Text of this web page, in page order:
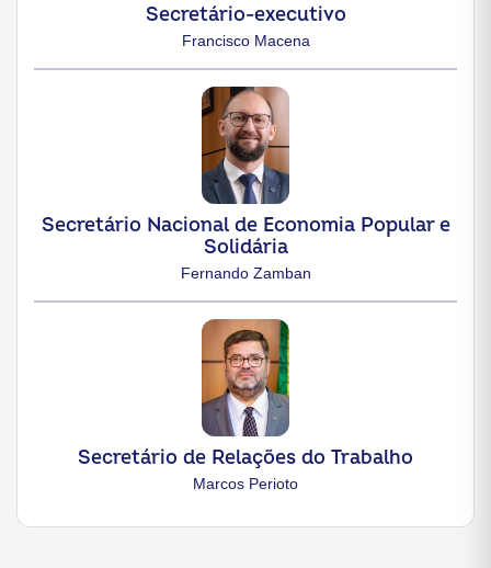
Secretário-executivo
Francisco Macena
Secretário Nacional de Economia Popular e
Solidária
Fernando Zamban
Secretário de Relações do Trabalho
Marcos Perioto